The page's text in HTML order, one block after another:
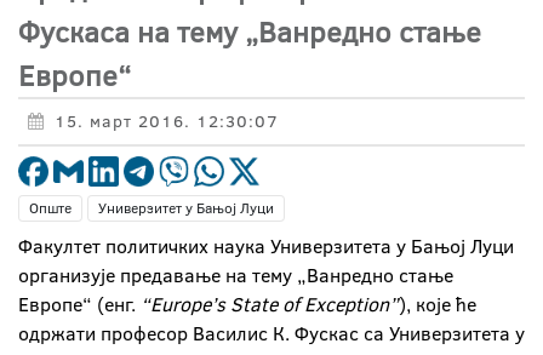
Фускаса на тему „Ванредно стање
Европе“
15. март 2016. 12:30:07
Опште Универзитет у Бањој Луци
Факултет политичких наука Универзитета у Бањој Луци
организује предавање на тему „Ванредно стање
Европе“ (енг. “Europe’s State of Exception”), које ће
одржати професор Василис К. Фускас са Универзитета у